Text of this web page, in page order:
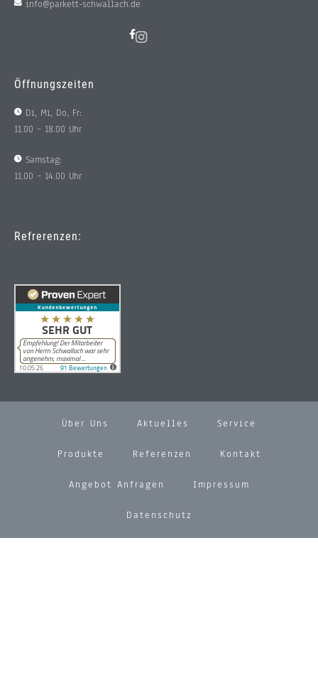
info@parkett-schwallach.de
Öffnungszeiten
Di, Mi, Do, Fr:
11.00 – 18.00 Uhr
Samstag:
11.00 – 14.00 Uhr
Refrerenzen:
Über Uns Aktuelles Service
Produkte Referenzen Kontakt
Angebot Anfragen Impressum
Datenschutz